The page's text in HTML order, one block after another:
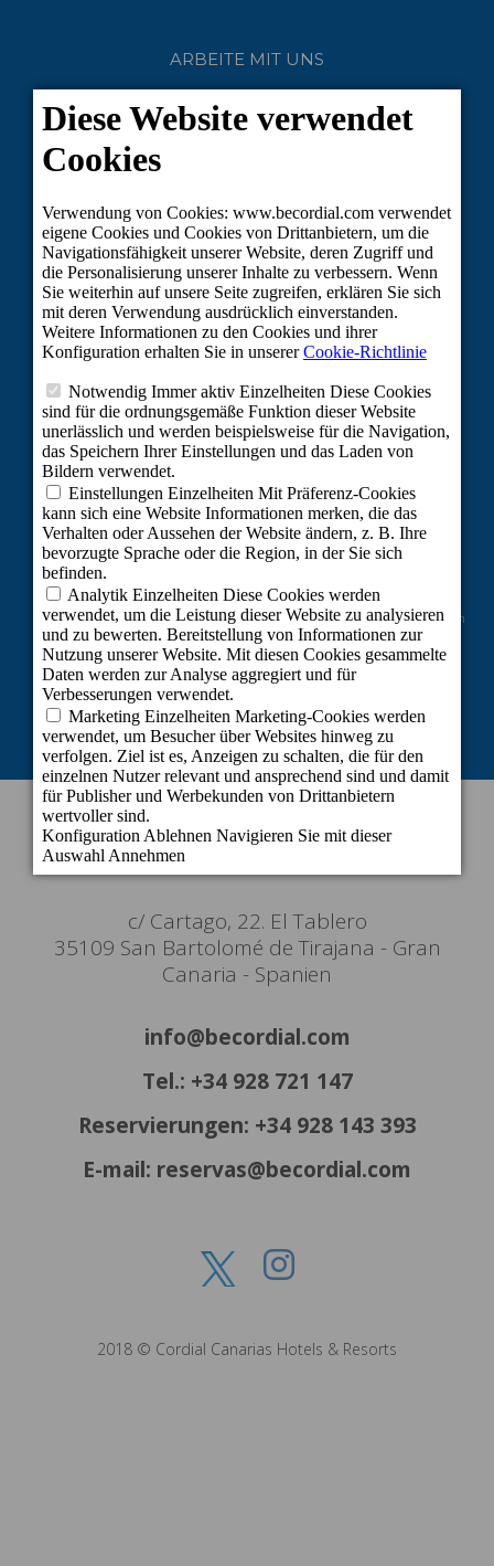
ARBEITE MIT UNS
RECHTLICHER HINWEIS
CLUB CORDIAL
NACHHALTIGER TOURISMOS
Vom Europäischen Fonds für regionale Entwicklung kofinanziertes Projekt im
Rahmen der Reaktion der Union auf die COVID-19-Pandemie: Zuschüsse der
Linie 2 zur Aufrechterhaltung der Tätigkeit von Selbstständigen und kleinen
und mittleren Unternehmen in den von der COVID-19-Krise am stärksten
betroffenen Sektoren.
KONTAKT INFORMATION
c/ Cartago, 22. El Tablero
35109 San Bartolomé de Tirajana - Gran
Canaria - Spanien
info@becordial.com
Tel.: +34 928 721 147
Reservierungen: +34 928 143 393
E-mail: reservas@becordial.com
2018 © Cordial Canarias Hotels & Resorts